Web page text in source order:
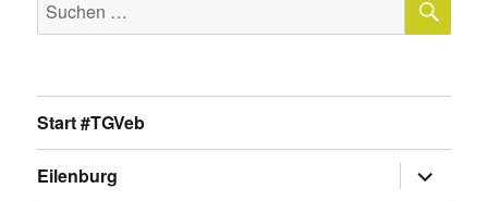
nach:
Start #TGVeb
Eilenburg
anzeigen